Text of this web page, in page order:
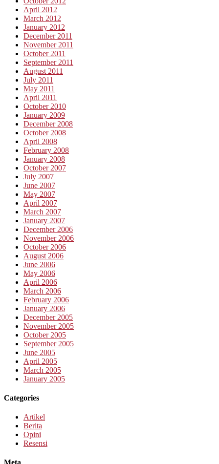
April 2012
March 2012
January 2012
December 2011
November 2011
October 2011
September 2011
August 2011
July 2011
May 2011
April 2011
October 2010
January 2009
December 2008
October 2008
April 2008
February 2008
January 2008
October 2007
July 2007
June 2007
May 2007
April 2007
March 2007
January 2007
December 2006
November 2006
October 2006
August 2006
June 2006
May 2006
April 2006
March 2006
February 2006
January 2006
December 2005
November 2005
October 2005
September 2005
June 2005
April 2005
March 2005
January 2005
Categories
Artikel
Berita
Opini
Resensi